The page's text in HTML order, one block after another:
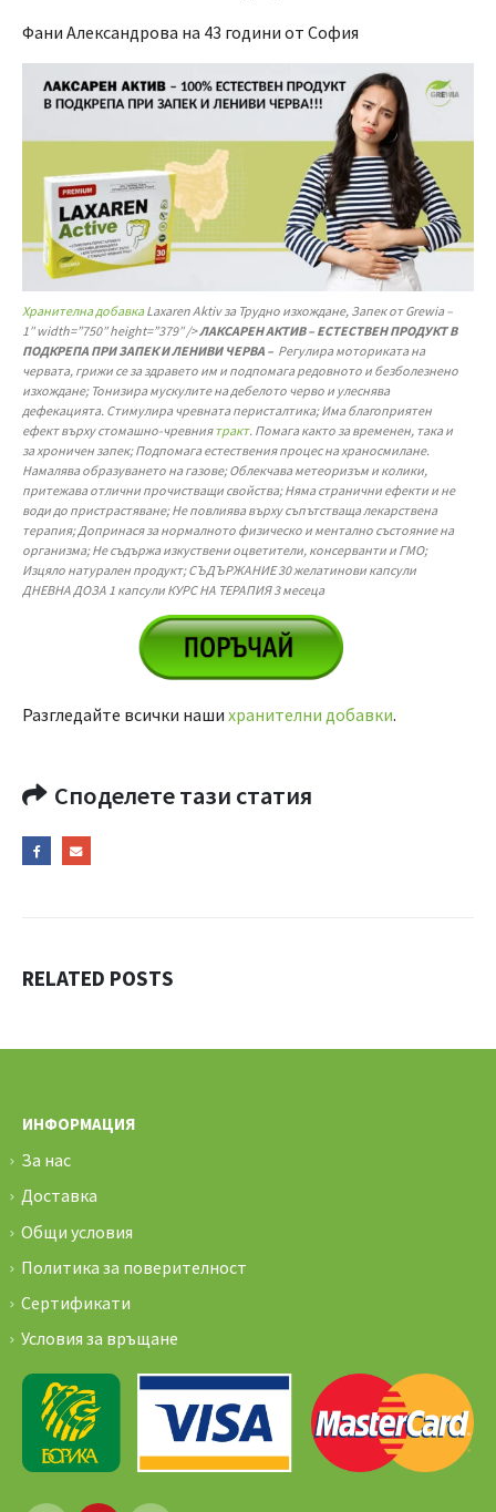
Фани Александрова на 43 години от София
Хранителна добавкаLaxaren Aktiv за Трудно изхождане, Запек от Grewia –
1″ width=”750″ height=”379″ />ЛАКСАРЕН АКТИВ – ЕСТЕСТВЕН ПРОДУКТ В
ПОДКРЕПА ПРИ ЗАПЕК И ЛЕНИВИ ЧЕРВА – Регулира моториката на
червата, грижи се за здравето им и подпомага редовното и безболезнено
изхождане; Тонизира мускулите на дебелото черво и улеснява
дефекацията. Стимулира чревната перисталтика; Има благоприятен
ефект върху стомашно-чревниятракт. Помага както за временен, така и
за хроничен запек; Подпомага естествения процес на храносмилане.
Намалява образуването на газове; Облекчава метеоризъм и колики,
притежава отлични прочистващи свойства; Няма странични ефекти и не
води до пристрастяване; Не повлиява върху съпътстваща лекарствена
терапия; Допринася за нормалното физическо и ментално състояние на
организма; Не съдържа изкуствени оцветители, консерванти и ГМО;
Изцяло натурален продукт; СЪДЪРЖАНИЕ 30 желатинови капсули
ДНЕВНА ДОЗА 1 капсули КУРС НА ТЕРАПИЯ 3 месеца
Разгледайте всички наши хранителни добавки.
Споделете тази статия
RELATED POSTS
ИНФОРМАЦИЯ
За нас
Доставка
Общи условия
Политика за поверителност
Сертификати
Условия за връщане